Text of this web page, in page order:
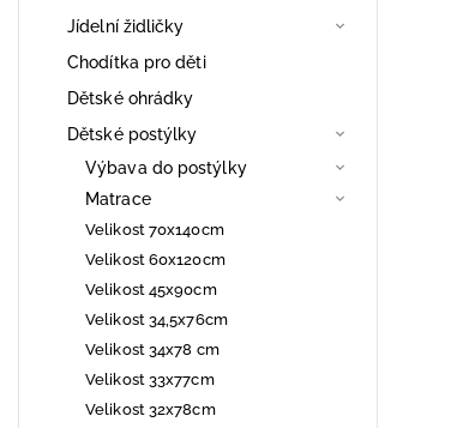
Jídelní židličky
Chodítka pro děti
Dětské ohrádky
Dětské postýlky
Výbava do postýlky
Matrace
Velikost 70x140cm
Velikost 60x120cm
Velikost 45x90cm
Velikost 34,5x76cm
Velikost 34x78 cm
Velikost 33x77cm
Velikost 32x78cm